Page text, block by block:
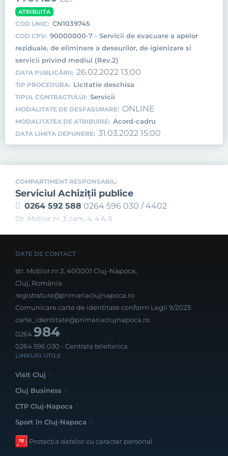
ATRIBUITA
COD UNIC: CN1039745
COD CPV: 90000000-7 - Servicii de evacuare a apelor
reziduale, de eliminare a deseurilor, de igienizare si
servicii privind mediul (Rev.2)
DATA PUBLICĂRII: 26.02.2022 13:00
TIP PROCEDURA: Licitatie deschisa
TIPUL CONTRACTULUI: Servicii
MODALITATE DE DESFASURARE: ONLINE
MODALITATEA DE ATRIBUIRE: Acord-cadru
DATA LIMITA DEPUNERE: 31.03.2022 15:00
COMPARTIMENT RESPONSABIL:
Serviciul Achiziţii publice
0264 592 588 0264 596 030 / 4402
Str. Moţilor nr. 3, cam. 4, 4 A, 5
DATE DE CONTACT
str. Moților nr.3, 400001 Cluj-Napoca,
Cluj, România
registratura@primariaclujnapoca.ro
Comunicare carte de identitate conform Legii 9/2023:
carte_identitate@primariaclujnapoca.ro
0264984
0264 596 030 - Centrala telefonica
LINKURI UTILE
Visit Cluj
Cluj Business
CTP Cluj-Napoca
Sport în Cluj-Napoca
Protecția datelor cu caracter personal